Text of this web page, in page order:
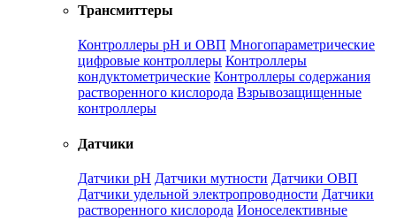
Трансмиттеры
Контроллеры рН и ОВП Многопараметрические
цифровые контроллеры Контроллеры
кондуктометрические Контроллеры содержания
растворенного кислорода Взрывозащищенные
контроллеры
Датчики
Датчики рН Датчики мутности Датчики ОВП
Датчики удельной электропроводности Датчики
растворенного кислорода Ионоселективные